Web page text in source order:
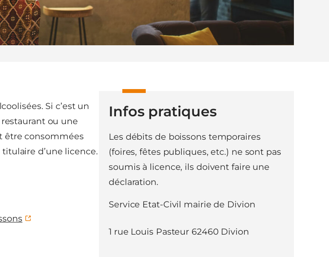
Si c’est un
ou une
être consommées
d’une licence.
Infos pratiques
Les débits de boissons temporaires
(foires, fêtes publiques, etc.) ne sont pas
soumis à licence, ils doivent faire une
déclaration.
Service Etat-Civil mairie de Divion
1 rue Louis Pasteur 62460 Divion